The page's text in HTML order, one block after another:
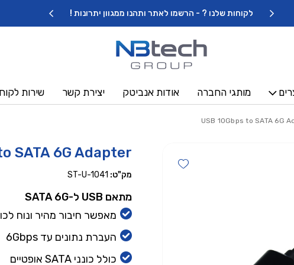
לקוחות שלנו ? - הרשמו לאתר ותהנו ממגוון יתרונות !
מותגי החברה אודות אנביטק יצירת קשר שירות
SATA 6G Adapter
מק"ט: ST-U-1041
מתאם USB ל-SATA 6G
מאפשר חיבור מהיר ונוח לכונני 2.5’’ ו-
העברת נתונים עד 6Gbps
כולל כונני SATA אופטיים
Add wishlist